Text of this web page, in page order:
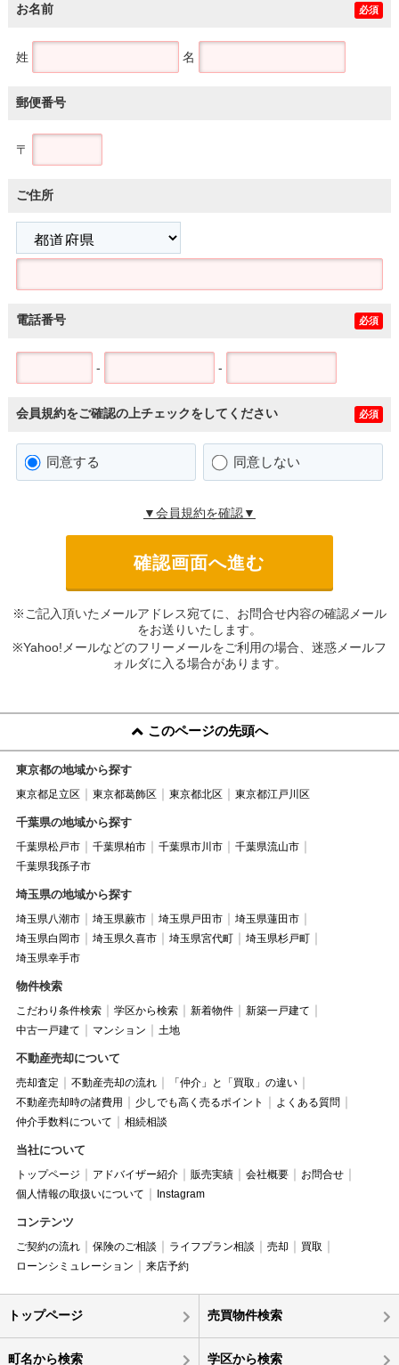
お名前 必須
姓 名
郵便番号
〒
ご住所
電話番号 必須
- -
会員規約をご確認の上チェックをしてください 必須
同意する 同意しない
▼会員規約を確認▼
※ご記入頂いたメールアドレス宛てに、お問合せ内容の確認メール
をお送りいたします。
※Yahoo!メールなどのフリーメールをご利用の場合、迷惑メールフ
ォルダに入る場合があります。
このページの先頭へ
東京都の地域から探す
東京都足立区 東京都葛飾区 東京都北区 東京都江戸川区
千葉県の地域から探す
千葉県松戸市 千葉県柏市 千葉県市川市
千葉県流山市
千葉県我孫子市
埼玉県の地域から探す
埼玉県八潮市 埼玉県蕨市 埼玉県戸田市
埼玉県蓮田市
埼玉県白岡市
埼玉県久喜市 埼玉県宮代町
埼玉県杉戸町
埼玉県幸手市
物件検索
こだわり条件検索 学区から検索 新着物件
新築一戸建て
中古一戸建て
マンション 土地
不動産売却について
売却査定 不動産売却の流れ
「仲介」と「買取」の違い
不動産売却時の諸費用
少しでも高く売るポイント
よくある質問
仲介手数料について
相続相談
当社について
トップページ アドバイザー紹介 販売実績 会社概要
お問合せ
個人情報の取扱いについて
Instagram
コンテンツ
ご契約の流れ 保険のご相談 ライフプラン相談 売却
買取
ローンシミュレーション
来店予約
トップページ 売買物件検索
町名から検索 学区から検索